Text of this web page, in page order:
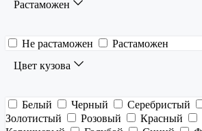
Растаможен
Не растаможен
Растаможен
Цвет кузова
Белый Черный Серебристый
Золотистый
Розовый Красный